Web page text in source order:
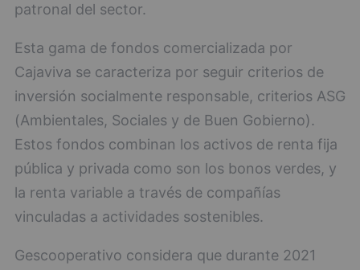
patronal del sector.
Esta gama de fondos comercializada por
Cajaviva se caracteriza por seguir criterios de
inversión socialmente responsable, criterios ASG
(Ambientales, Sociales y de Buen Gobierno).
Estos fondos combinan los activos de renta fija
pública y privada como son los bonos verdes, y
la renta variable a través de compañías
vinculadas a actividades sostenibles.
Gescooperativo considera que durante 2021